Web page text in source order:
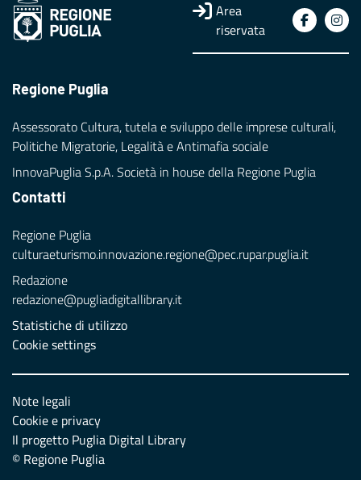
Area
riservata
Regione Puglia
Assessorato Cultura, tutela e sviluppo delle imprese culturali,
Politiche Migratorie, Legalità e Antimafia sociale
InnovaPuglia S.p.A. Società in house della Regione Puglia
Contatti
Regione Puglia
culturaeturismo.innovazione.regione@pec.rupar.puglia.it
Redazione
redazione@pugliadigitallibrary.it
Statistiche di utilizzo
Cookie settings
Note legali
Cookie e privacy
Il progetto Puglia Digital Library
© Regione Puglia